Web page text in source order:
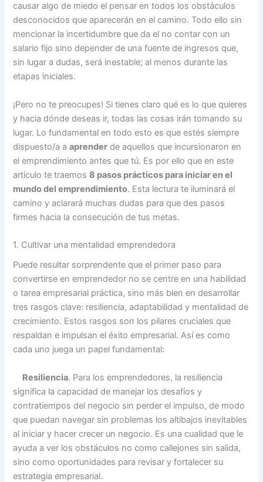
causar algo de miedo el pensar en todos los obstáculos
desconocidos que aparecerán en el camino. Todo ello sin
mencionar la incertidumbre que da el no contar con un
salario fijo sino depender de una fuente de ingresos que,
sin lugar a dudas, será inestable; al menos durante las
etapas iniciales.
¡Pero no te preocupes! Si tienes claro qué es lo que quieres
y hacia dónde deseas ir, todas las cosas irán tomando su
lugar. Lo fundamental en todo esto es que estés siempre
dispuesto/a aaprender de aquellos que incursionaron en
el emprendimiento antes que tú. Es por ello que en este
artículo te traemos8 pasos prácticos para iniciar en el
mundo del emprendimiento. Esta lectura te iluminará el
camino y aclarará muchas dudas para que des pasos
firmes hacia la consecución de tus metas.
1. Cultivar una mentalidad emprendedora
Puede resultar sorprendente que el primer paso para
convertirse en emprendedor no se centre en una habilidad
o tarea empresarial práctica, sino más bien en desarrollar
tres rasgos clave: resiliencia, adaptabilidad y mentalidad de
crecimiento. Estos rasgos son los pilares cruciales que
respaldan e impulsan el éxito empresarial. Así es como
cada uno juega un papel fundamental:
Resiliencia. Para los emprendedores, la resiliencia
significa la capacidad de manejar los desafíos y
contratiempos del negocio sin perder el impulso, de modo
que puedan navegar sin problemas los altibajos inevitables
al iniciar y hacer crecer un negocio. Es una cualidad que le
ayuda a ver los obstáculos no como callejones sin salida,
sino como oportunidades para revisar y fortalecer su
estrategia empresarial.